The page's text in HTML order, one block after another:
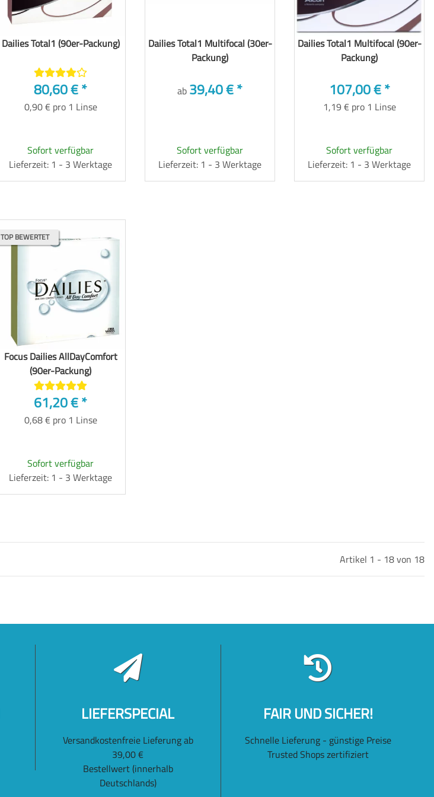
Dailies Total1 (90er-Packung)
80,60 €*
0,90 € pro 1 Linse
Sofort verfügbar
Lieferzeit: 1 - 3 Werktage
Dailies Total1 Multifocal (30er-
Packung)
ab 39,40 €*
Sofort verfügbar
Lieferzeit: 1 - 3 Werktage
Dailies Total1 Multifocal (90er-
Packung)
107,00 €*
1,19 € pro 1 Linse
Sofort verfügbar
Lieferzeit: 1 - 3 Werktage
TOP BEWERTET
Focus Dailies AllDayComfort
(90er-Packung)
61,20 €*
0,68 € pro 1 Linse
Sofort verfügbar
Lieferzeit: 1 - 3 Werktage
Artikel 1 - 18 von 18
LIEFERSPECIAL
Versandkostenfreie Lieferung ab
39,00 €
Bestellwert (innerhalb
Deutschlands)
FAIR UND SICHER!
Schnelle Lieferung - günstige Preise
Trusted Shops zertifiziert